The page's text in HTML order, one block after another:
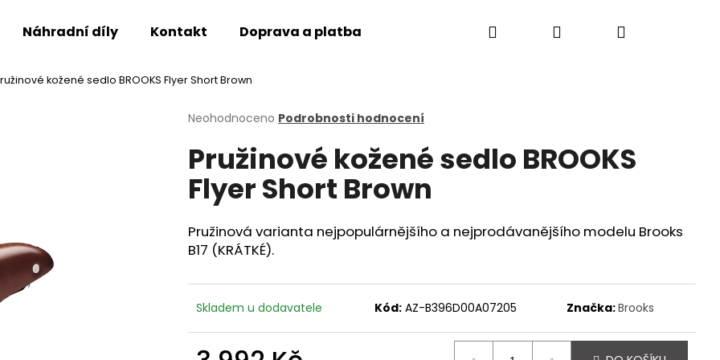
Náhradní díly Kontakt Doprava a platba Hledat PřihlášeníNákupní
kožené sedlo BROOKS Flyer Short Brown
Průměrné
produktu
je
0,0
hvězdiček.
Neohodnoceno Podrobnosti hodnocení
Pružinové kožené sedlo BROOKS
Flyer Short Brown
Pružinová varianta nejpopulárnějšího a nejprodávanějšího modelu Brooks
B17 (KRÁTKÉ).
Skladem u dodavatele Kód: AZ-B396D00A07205 Značka:Brooks
Co potřebujete najít?
HLEDAT
Následující